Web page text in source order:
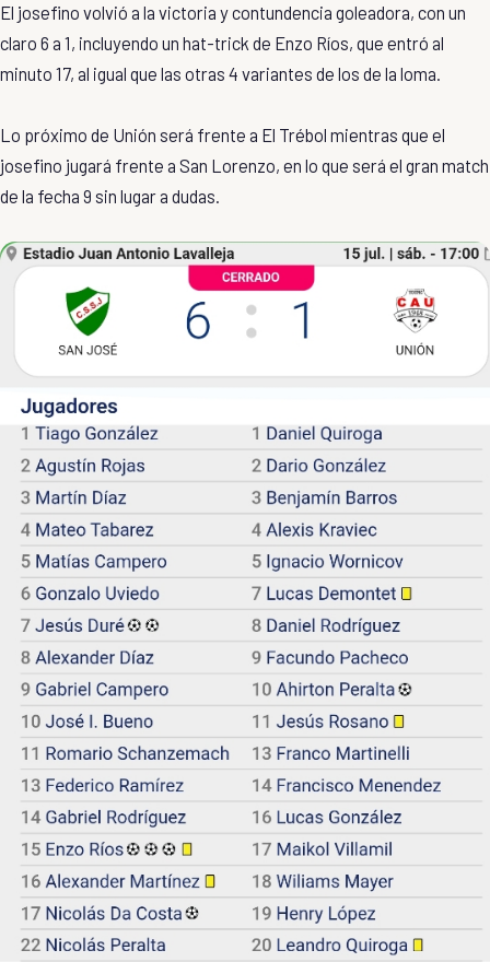
El josefino volvió a la victoria y contundencia goleadora, con un
claro 6 a 1, incluyendo un hat-trick de Enzo Ríos, que entró al
minuto 17, al igual que las otras 4 variantes de los de la loma.
Lo próximo de Unión será frente a El Trébol mientras que el
josefino jugará frente a San Lorenzo, en lo que será el gran match
de la fecha 9 sin lugar a dudas.